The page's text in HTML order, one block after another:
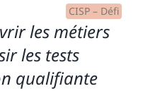
CISP – Défi
les métiers
les tests
qualifiante